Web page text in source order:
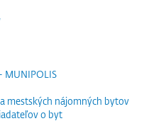
MUNIPOLIS
mestských nájomných bytov
o byt